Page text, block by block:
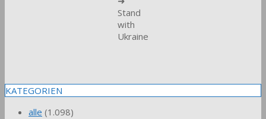
Stand
with
Ukraine
KATEGORIEN
alle (1.098)